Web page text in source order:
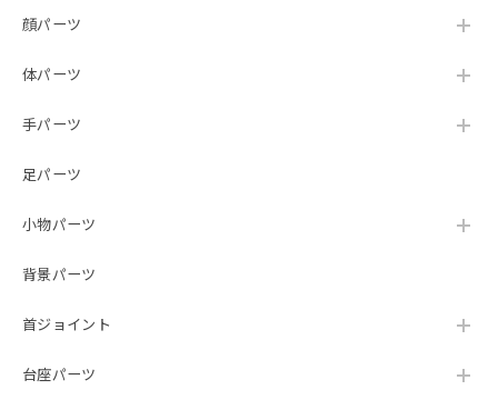
顔パーツ
体パーツ
手パーツ
足パーツ
小物パーツ
背景パーツ
首ジョイント
台座パーツ